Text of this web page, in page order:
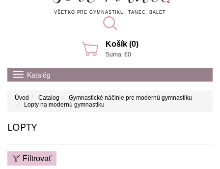
VŠETKO PRE GYMNASTIKU, TANEC, BALET
Košík (0)
Suma: €0
Katalóg
Úvod Catalog
Gymnastické náčinie pre modernú gymnastiku
Lopty na modernú gymnastiku
LOPTY
Filtrovať